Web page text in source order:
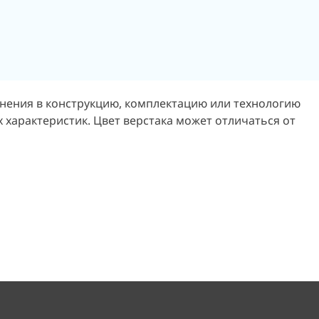
в конструкцию, комплектацию или технологию
Цвет верстака может отличаться от